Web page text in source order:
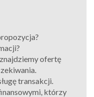
ofertę
transakcji.
którzy